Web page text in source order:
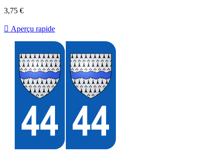
3,75 €
 Aperçu rapide